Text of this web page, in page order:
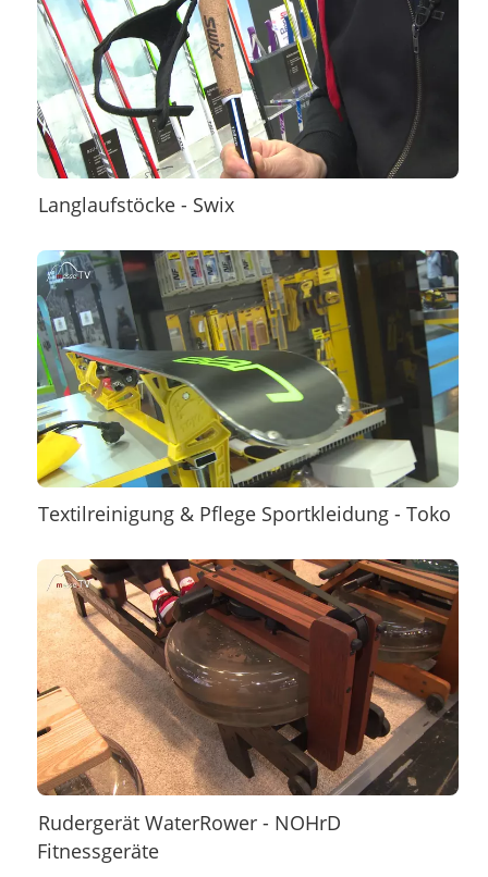
Langlaufstöcke - Swix
Textilreinigung & Pflege Sportkleidung - Toko
Rudergerät WaterRower - NOHrD
Fitnessgeräte